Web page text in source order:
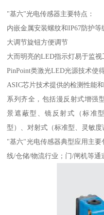
"基六"光电传感器主要特点：
内嵌金属安装螺纹和IP67防护等
大调节旋钮方便调节
大而明亮的LED指示灯易于监视
PinPoint类激光LED光源技术使
ASIC芯片技术提供的检测性能
系列齐全，包括漫反射式增强
景遮蔽型、镜反射式（标准
型）、对射式（标准型、灵敏
"基六"光电传感器典型应用主
线/仓储/物流行业；门/闸机等通